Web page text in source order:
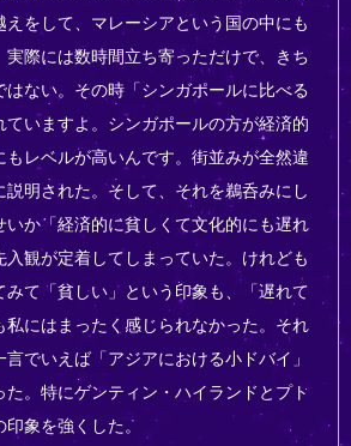
えをして、マレーシアという国の中にも
実際には数時間立ち寄っただけで、きち
はない。その時「シンガポールに比べる
ていますよ。シンガポールの方が経済的
もレベルが高いんです。街並みが全然違
説明された。そして、それを鵜呑みにし
いか「経済的に貧しくて文化的にも遅れ
入観が定着してしまっていた。けれども
みて「貧しい」という印象も、「遅れて
私にはまったく感じられなかった。それ
でいえば「アジアにおける小ドバイ」
た。特にゲンティン・ハイランドとプト
象を強くした。